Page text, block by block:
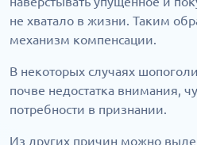
не хватало в жизни. Таким
механизм компенсации.
В некоторых случаях
почве недостатка внимания,
потребности в признании.
Из других причин можно